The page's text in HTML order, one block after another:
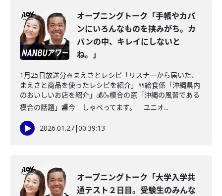
オープニングトーク「手帳やカバ
ンにいろんなものを挟みがち。カ
バンの中、キレイにしないと
ね。」
1月25日放送分🍚まえさとレシピ「リスナーから届いた、
まえさと商品を使ったレシピを紹介」🍴給食係「沖縄県内
のおいしいお店を紹介」💰🍶模合の窓「沖縄の風習である
模合の話題」🏬今 しゃべってます。 ユニオ...
2026.01.27|00:39:13
オープニングトーク「大学入学共
通テスト２日目。受験生のみんな